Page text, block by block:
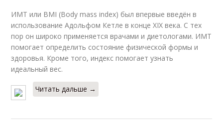
ИМТ или BMI (Body mass index) был впервые введён в
использование Адольфом Кетле в конце XIX века. С тех
пор он широко применяется врачами и диетологами. ИМТ
помогает определить состояние физической формы и
здоровья. Кроме того, индекс помогает узнать
идеальный вес.
Читать дальше →